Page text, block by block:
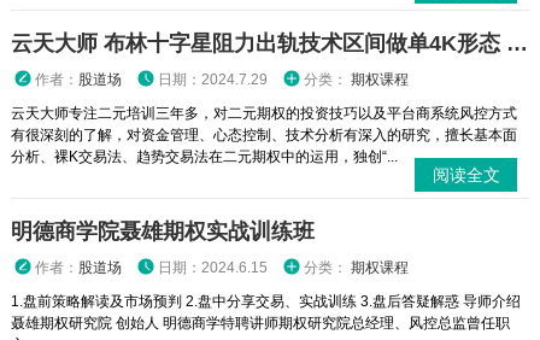
云天大师 布林十字星阻力出轨技术区间做单4K形态 二元期权外汇实战培训视频课程
作者： 股道场 日期：2024.7.29 分类： 期权课程
云天大师专注二元培训三年多，对二元期权的投资技巧以及平台商系统风控方式
有很深刻的了解，对资金管理、心态控制、技术分析有深入的研究，擅长基本面
分析、裸K交易法、趋势交易法在二元期权中的运用，独创“...
阅读全文
明德商学院聂雄期权实战训练班
作者： 股道场 日期：2024.6.15 分类： 期权课程
1.盘前策略解读及市场预判 2.盘中分享交易、实战训练 3.盘后答疑解惑 导师介绍
聂雄期权研究院 创始人 明德商学特聘讲师期权研究院总经理、风控总监曾任职